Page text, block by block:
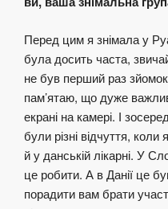
Перед цим я знімала у
була досить часта,
не був перший раз зйомок
пам’ятаю, що дуже
екрані на камері. І
були різні відчуття, коли
й у данській лікарні. У
це робити. А в Данії це
порадити вам брати